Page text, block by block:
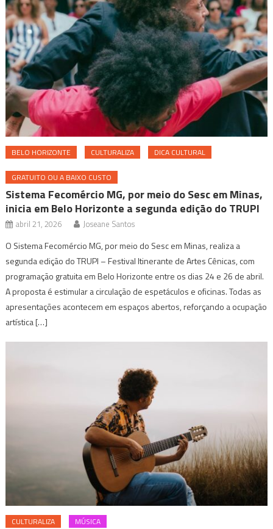
BELO HORIZONTE CULTURALIZA DICA CULTURAL
GRATUITO OU A BAIXO CUSTO
Sistema Fecomércio MG, por meio do Sesc em Minas,
inicia em Belo Horizonte a segunda edição do TRUPI
abril 21, 2026 Joseane Santos
O Sistema Fecomércio MG, por meio do Sesc em Minas, realiza a
segunda edição do TRUPI – Festival Itinerante de Artes Cênicas, com
programação gratuita em Belo Horizonte entre os dias 24 e 26 de abril.
A proposta é estimular a circulação de espetáculos e oficinas. Todas as
apresentações acontecem em espaços abertos, reforçando a ocupação
artística […]
CULTURALIZA MÚSICA